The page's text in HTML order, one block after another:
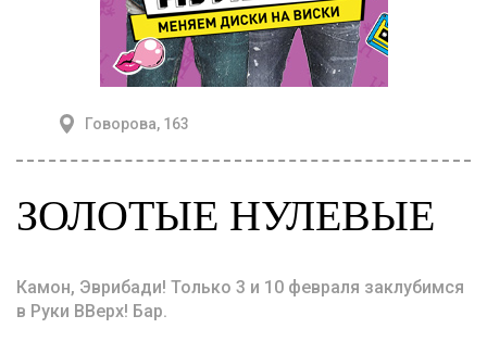
Говорова, 163
ЗОЛОТЫЕ НУЛЕВЫЕ
Камон, Эврибади! Только 3 и 10 февраля заклубимся
в Руки ВВерх! Бар.